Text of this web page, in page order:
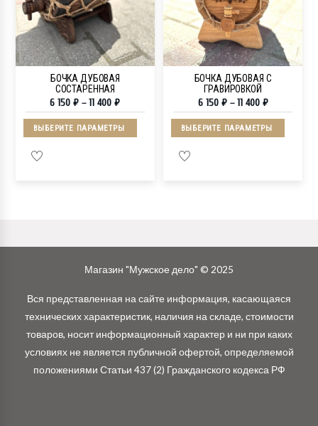
БОЧКА ДУБОВАЯ
СОСТАРЕННАЯ
6 150₽ –11 400₽
ВЫБЕРИТЕ ПАРАМЕТРЫ
БОЧКА ДУБОВАЯ С
ГРАВИРОВКОЙ
6 150 ₽–11 400 ₽
ВЫБЕРИТЕ ПАРАМЕТРЫ
Магазин "Мужское дело" © 2025
Вся представленная на сайте информация, касающаяся
технических характеристик, наличия на складе, стоимости
товаров, носит информационный характер и ни при каких
условиях не является публичной офертой, определяемой
положениями Статьи 437 (2) Гражданского кодекса РФ